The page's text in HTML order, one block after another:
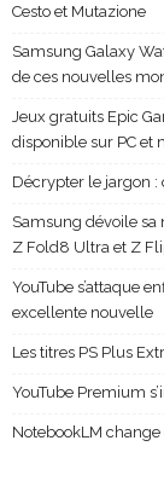
Cesto et Mutazione
Samsung Galaxy
de ces nouvelles
Jeux gratuits Epic
disponible sur PC et
Décrypter le jargon :
Samsung dévoile sa
Z Fold8 Ultra et Z
YouTube s’attaque
excellente nouvelle
Les titres PS Plus
YouTube Premium
NotebookLM